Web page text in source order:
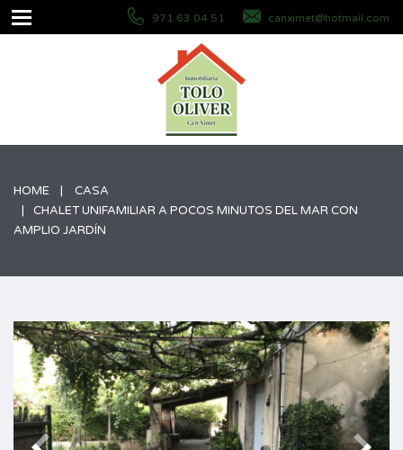
971 63 04 51 canximet@hotmail.com
HOME
CASA
CHALET UNIFAMILIAR A POCOS MINUTOS DEL MAR CON
AMPLIO JARDÍN